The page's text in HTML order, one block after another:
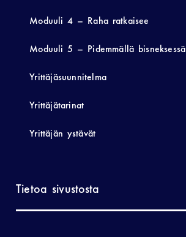
Moduuli 4 – Raha ratkaisee
Moduuli 5 – Pidemmällä bisneksessä
Yrittäjäsuunnitelma
Yrittäjätarinat
Yrittäjän ystävät
Tietoa sivustosta